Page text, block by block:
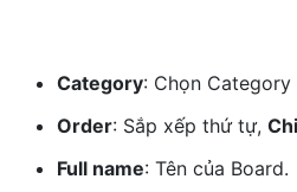
Category: Chọn Category
Order: Sắp xếp thứ tự,
Full name: Tên của Board.